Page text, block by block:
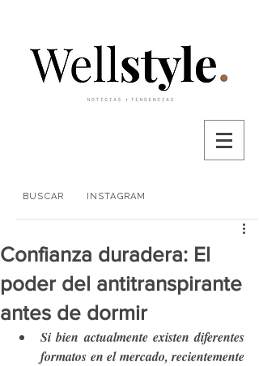
BUSCAR INSTAGRAM
Confianza duradera: El
poder del antitranspirante
antes de dormir
Si bien actualmente existen diferentes
formatos en el mercado, recientemente